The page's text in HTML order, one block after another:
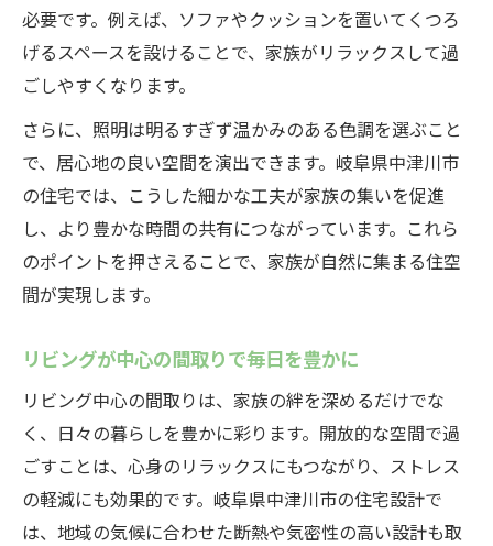
必要です。例えば、ソファやクッションを置いてくつろ
げるスペースを設けることで、家族がリラックスして過
ごしやすくなります。
さらに、照明は明るすぎず温かみのある色調を選ぶこと
で、居心地の良い空間を演出できます。岐阜県中津川市
の住宅では、こうした細かな工夫が家族の集いを促進
し、より豊かな時間の共有につながっています。これら
のポイントを押さえることで、家族が自然に集まる住空
間が実現します。
リビングが中心の間取りで毎日を豊かに
リビング中心の間取りは、家族の絆を深めるだけでな
く、日々の暮らしを豊かに彩ります。開放的な空間で過
ごすことは、心身のリラックスにもつながり、ストレス
の軽減にも効果的です。岐阜県中津川市の住宅設計で
は、地域の気候に合わせた断熱や気密性の高い設計も取